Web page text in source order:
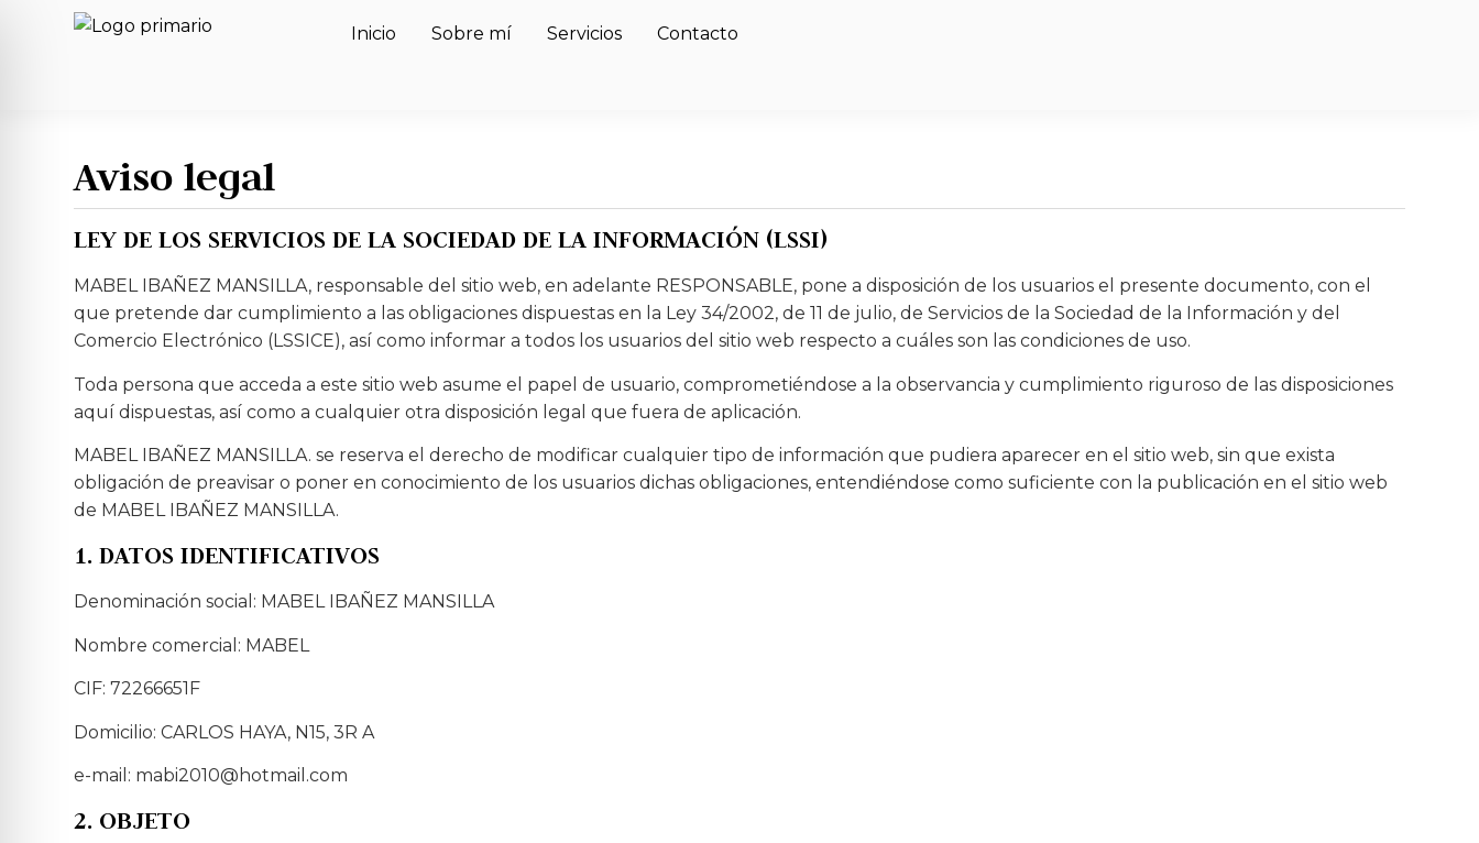
Inicio Sobre mí Servicios Contacto
Aviso legal
LEY DE LOS SERVICIOS DE LA SOCIEDAD DE LA INFORMACIÓN (LSSI)
MABEL IBAÑEZ MANSILLA, responsable del sitio web, en adelante RESPONSABLE, pone a disposición de los usuarios el presente documento, con el
que pretende dar cumplimiento a las obligaciones dispuestas en la Ley 34/2002, de 11 de julio, de Servicios de la Sociedad de la Información y del
Comercio Electrónico (LSSICE), así como informar a todos los usuarios del sitio web respecto a cuáles son las condiciones de uso.
Toda persona que acceda a este sitio web asume el papel de usuario, comprometiéndose a la observancia y cumplimiento riguroso de las disposiciones
aquí dispuestas, así como a cualquier otra disposición legal que fuera de aplicación.
MABEL IBAÑEZ MANSILLA. se reserva el derecho de modificar cualquier tipo de información que pudiera aparecer en el sitio web, sin que exista
obligación de preavisar o poner en conocimiento de los usuarios dichas obligaciones, entendiéndose como suficiente con la publicación en el sitio web
de MABEL IBAÑEZ MANSILLA.
1. DATOS IDENTIFICATIVOS
Denominación social: MABEL IBAÑEZ MANSILLA
Nombre comercial: MABEL
CIF: 72266651F
Domicilio: CARLOS HAYA, N15, 3R A
e-mail: mabi2010@hotmail.com
2. OBJETO